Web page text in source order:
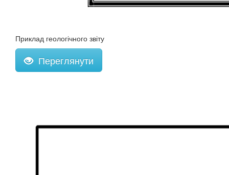
Приклад геологічного звіту
Переглянути